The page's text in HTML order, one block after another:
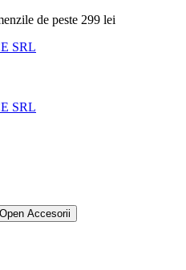
de peste 299 lei
Open Accesorii